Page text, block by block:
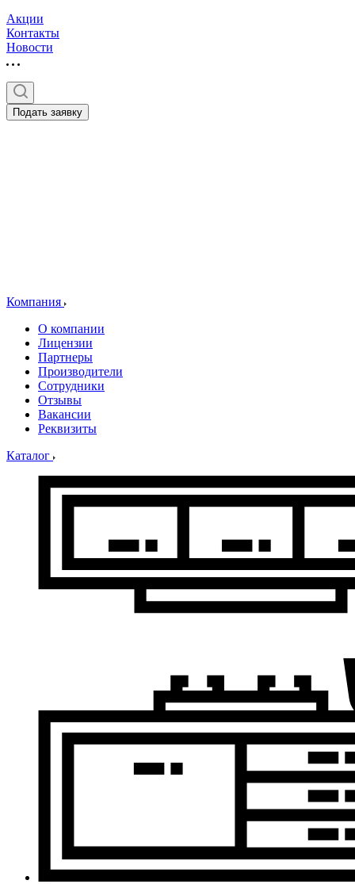
Акции
Контакты
Новости
Подать заявку
Компания
О компании
Лицензии
Партнеры
Производители
Сотрудники
Отзывы
Вакансии
Реквизиты
Каталог